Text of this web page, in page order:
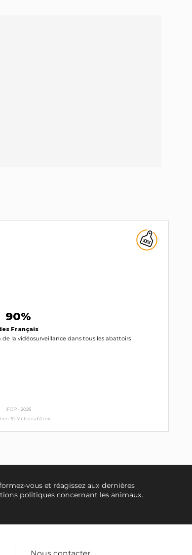
90%
Français
la vidéosurveillance dans tous les abattoirs
IFOP - 2025
30 Millions d'Amis
vous et réagissez aux dernières
politiques concernant les animaux.